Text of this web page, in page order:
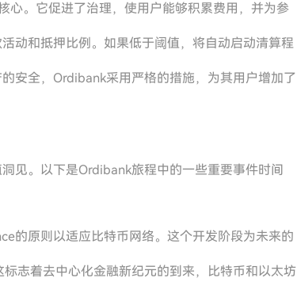
心。它促进了治理，使用户能够积累费用，并为参
动和抵押比例。如果低于阈值，将自动启动清算程
安全，Ordibank采用严格的措施，为其用户增加了
见。以下是Ordibank旅程中的一些重要事件时间
的原则以适应比特币网络。这个开发阶段为未来的
志着去中心化金融新纪元的到来，比特币和以太坊